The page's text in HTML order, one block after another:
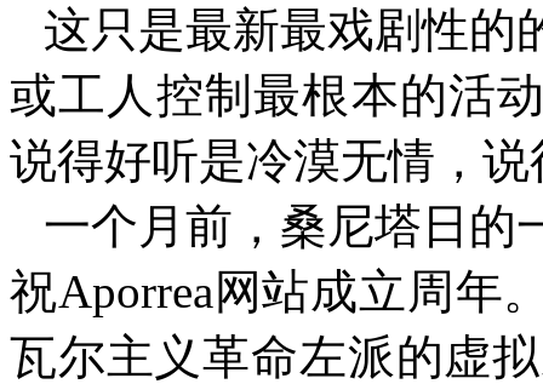
这只是最新最戏剧性的
或工人控制最根本的活
说得好听是冷漠无情，
一个月前，桑尼塔日的
祝Aporrea网站成立周年
瓦尔主义革命左派的虚